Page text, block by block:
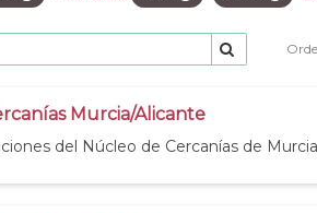
Murcia/Alicante
del Núcleo de Cercanías de